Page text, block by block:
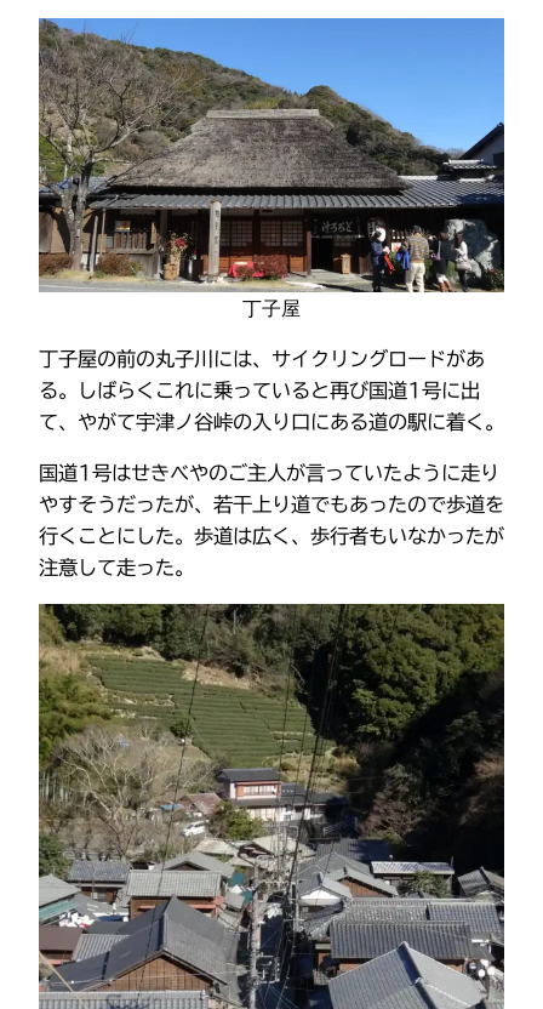
丁子屋
丁子屋の前の丸子川には、サイクリングロードがあ
る。しばらくこれに乗っていると再び国道1号に出
て、やがて宇津ノ谷峠の入り口にある道の駅に着く。
国道1号はせきべやのご主人が言っていたように走り
やすそうだったが、若干上り道でもあったので歩道を
行くことにした。歩道は広く、歩行者もいなかったが
注意して走った。